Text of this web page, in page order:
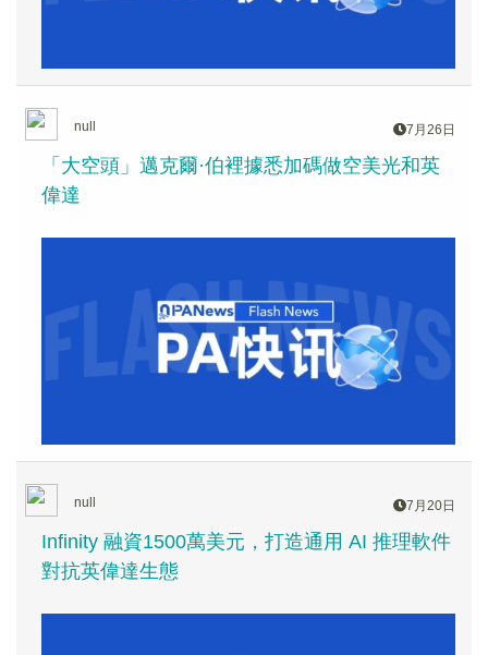
null 7月26日
「大空頭」邁克爾·伯裡據悉加碼做空美光和英
偉達
null 7月20日
Infinity 融資1500萬美元，打造通用 AI 推理軟件
對抗英偉達生態